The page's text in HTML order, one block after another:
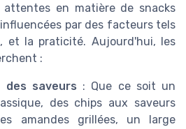
attentes en matière de snacks
par des facteurs tels
et la praticité. Aujourd'hui, les
:
saveurs : Que ce soit un
des chips aux saveurs
amandes grillées, un large